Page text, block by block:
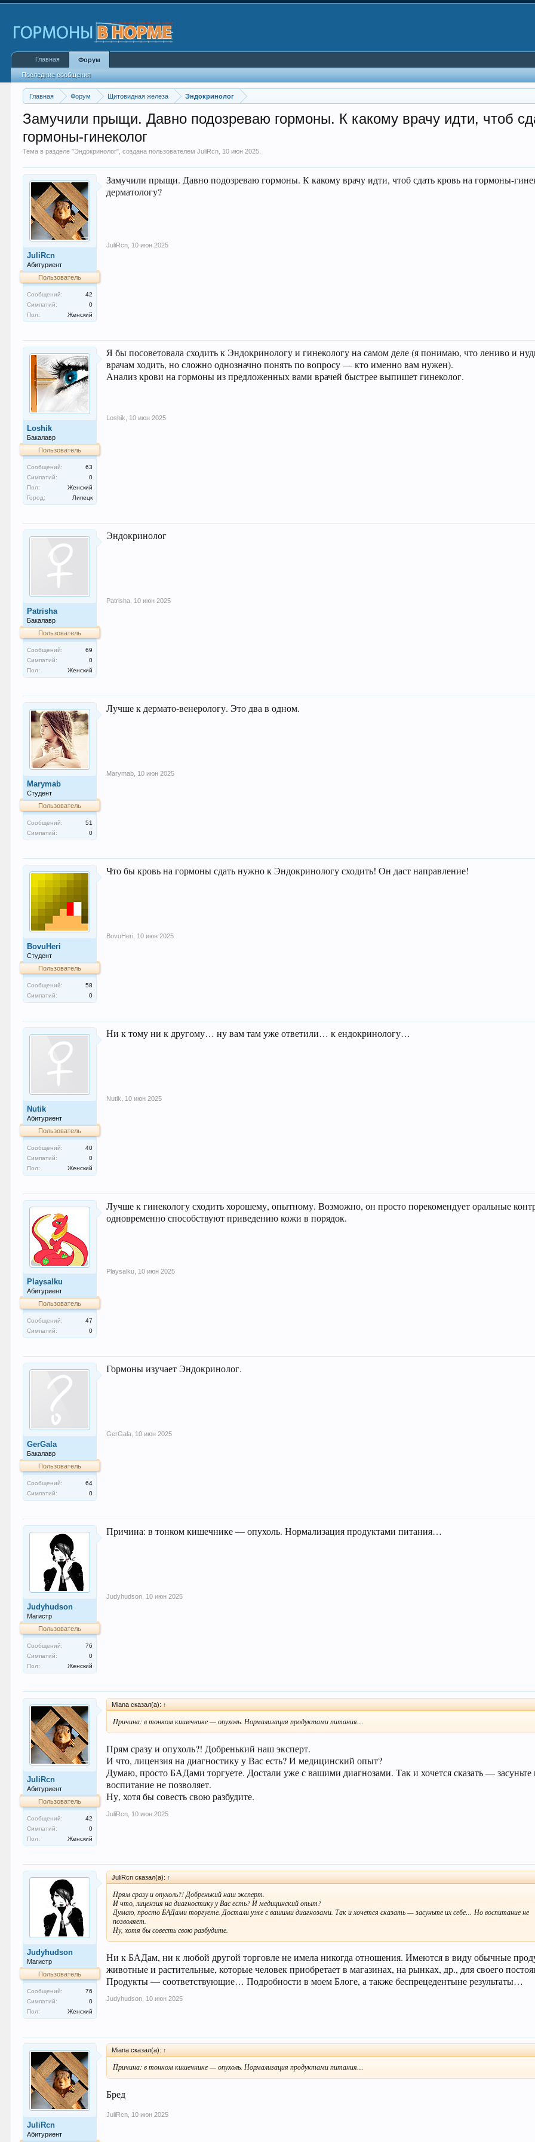
Главная Форум Щитовидная железа Эндокринолог
Замучили прыщи. Давно подозреваю гормоны. К какому врачу идти, чтоб
гормоны-гинеколог
Тема в разделе "Эндокринолог", создана пользователемJuliRcn 10 июн 2025
JuliRcn
Абитуриент
Пользователь
Сообщений:
42
Симпатий:
0
Пол:
Женский
Замучили прыщи. Давно подозреваю гормоны. К какому врачу идти, чтоб сдать кровь на гормоны-
дерматологу?
JuliRcn 10 июн 2025
Loshik
Бакалавр
Пользователь
Сообщений:
63
Симпатий:
0
Пол:
Женский
Город:
Липецк
Я бы посоветовала сходить к Эндокринологу и гинекологу на самом деле (я понимаю, что лениво и
врачам ходить, но сложно однозначно понять по вопросу — кто именно вам нужен).
Анализ крови на гормоны из предложенных вами врачей быстрее выпишет гинеколог.
Loshik 10 июн 2025
Patrisha
Бакалавр
Пользователь
Сообщений:
69
Симпатий:
0
Пол:
Женский
Эндокринолог
Patrisha 10 июн 2025
Marymab
Студент
Пользователь
Сообщений:
51
Симпатий:
0
Лучше к дермато-венерологу. Это два в одном.
Marymab 10 июн 2025
BovuHeri
Студент
Пользователь
Сообщений:
58
Симпатий:
0
Что бы кровь на гормоны сдать нужно к Эндокринологу сходить! Он даст направление!
BovuHeri 10 июн 2025
Nutik
Абитуриент
Пользователь
Сообщений:
40
Симпатий:
0
Пол:
Женский
Ни к тому ни к другому… ну вам там уже ответили… к ендокринологу…
Nutik 10 июн 2025
Playsalku
Абитуриент
Пользователь
Сообщений:
47
Симпатий:
0
Лучше к гинекологу сходить хорошему, опытному. Возможно, он просто порекомендует оральные
одновременно способствуют приведению кожи в порядок.
Playsalku 10 июн 2025
GerGala
Бакалавр
Пользователь
Сообщений:
64
Симпатий:
0
Гормоны изучает Эндокринолог.
GerGala 10 июн 2025
Judyhudson
Магистр
Пользователь
Сообщений:
76
Симпатий:
0
Пол:
Женский
Причина: в тонком кишечнике — опухоль. Нормализация продуктами питания…
Judyhudson 10 июн 2025
JuliRcn
Абитуриент
Пользователь
Сообщений:
42
Симпатий:
0
Пол:
Женский
Miana сказал(а): ↑
Причина: в тонком кишечнике — опухоль. Нормализация продуктами питания…
Прям сразу и опухоль?! Добренький наш эксперт.
И что, лицензия на диагностику у Вас есть? И медицинский опыт?
Думаю, просто БАДами торгуете. Достали уже с вашими диагнозами. Так и хочется сказать —
воспитание не позволяет.
Ну, хотя бы совесть свою разбудите.
JuliRcn 10 июн 2025
Judyhudson
Магистр
Пользователь
Сообщений:
76
Симпатий:
0
Пол:
Женский
JuliRcn сказал(а): ↑
Прям сразу и опухоль?! Добренький наш эксперт.
И что, лицензия на диагностику у Вас есть? И медицинский опыт?
Думаю, просто БАДами торгуете. Достали уже с вашими диагнозами. Так и хочется сказать — засуньте их себе… Но воспитание не
позволяет.
Ну, хотя бы совесть свою разбудите.
Ни к БАДам, ни к любой другой торговле не имела никогда отношения. Имеются в виду обычные
животные и растительные, которые человек приобретает в магазинах, на рынках, др., для своего
Продукты — соответствующие… Подробности в моем Блоге, а также беспрецедентыне результаты…
Judyhudson 10 июн 2025
JuliRcn
Абитуриент
Miana сказал(а): ↑
Причина: в тонком кишечнике — опухоль. Нормализация продуктами питания…
Бред
JuliRcn 10 июн 2025
Главная Форум
Последние сообщения